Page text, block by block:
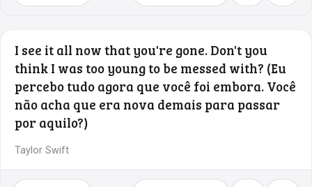
I see it all now that you're gone. Don't you
think I was too young to be messed with? (Eu
percebo tudo agora que você foi embora. Você
não acha que era nova demais para passar
por aquilo?)
Taylor Swift